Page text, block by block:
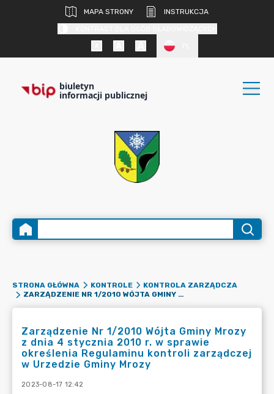
MAPA STRONY
INSTRUKCJA
biuletyn
informacji publicznej
STRONA GŁÓWNA KONTROLE
KONTROLA ZARZĄDCZA
ZARZĄDZENIE NR 1/2010 WÓJTA GMINY MROZY Z DNIA 4 STYCZNIA 2010 R. W SPRAWIE OKREŚLENIA REGULAMINU KONTROLI ZARZĄDCZEJ W URZEDZIE GMINY MROZY
Zarządzenie Nr 1/2010 Wójta Gminy Mrozy
z dnia 4 stycznia 2010 r. w sprawie
określenia Regulaminu kontroli zarządczej
w Urzedzie Gminy Mrozy
2023-08-17 12:42